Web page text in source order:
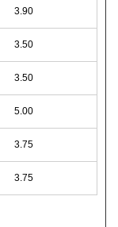
3.90
3.50
3.50
5.00
3.75
3.75